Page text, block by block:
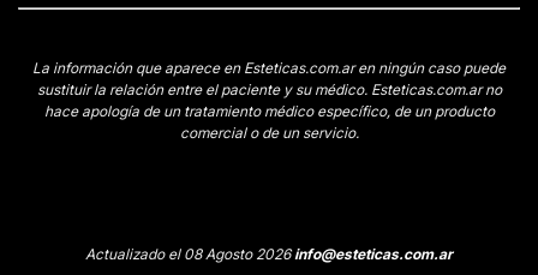
La información que aparece en Esteticas.com.ar en ningún caso puede
sustituir la relación entre el paciente y su médico. Esteticas.com.ar no
hace apología de un tratamiento médico específico, de un producto
comercial o de un servicio.
Actualizado el 08 Agosto 2026info@esteticas.com.ar